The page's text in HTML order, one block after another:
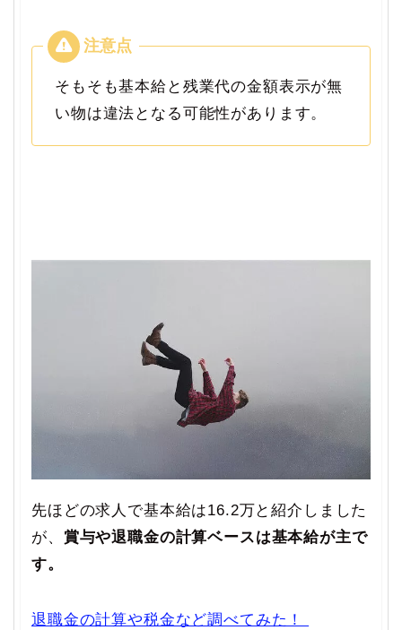
そもそも基本給と残業代の金額表示が無
い物は違法となる可能性があります。
先ほどの求人で基本給は16.2万と紹介しました
が、 賞与や退職金の計算ベースは基本給が主で
す。
退職金の計算や税金など調べてみた！